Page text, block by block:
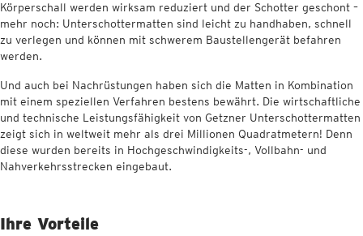
Körperschall werden wirksam reduziert und der Schotter geschont –
mehr noch: Unterschottermatten sind leicht zu handhaben, schnell
zu verlegen und können mit schwerem Baustellengerät befahren
werden.
Und auch bei Nachrüstungen haben sich die Matten in Kombination
mit einem speziellen Verfahren bestens bewährt. Die wirtschaftliche
und technische Leistungsfähigkeit von Getzner Unterschottermatten
zeigt sich in weltweit mehr als drei Millionen Quadratmetern! Denn
diese wurden bereits in Hochgeschwindigkeits-, Vollbahn- und
Nahverkehrsstrecken eingebaut.
Ihre Vorteile